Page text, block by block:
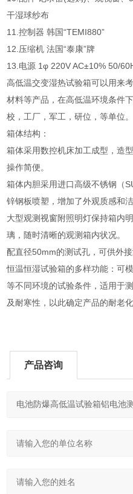
干湿球纱布
11.控制器 韩国“TEMI880”
12.压缩机 法国“泰康”牌
13.电源 1φ 220V AC±10% 50/
高低温交变湿热试验箱可以用来
材料等产品，在高低温环境条件
校，工厂，军工，研位，等单位。
箱体结构：
箱体采用数控机床加工成型，造
操作简便。
箱体内胆采用进口高级不锈钢（
锌钢板喷塑，增加了外观质感和洁
大型观测视窗附照明灯保持箱内
璃，随时清晰的观测箱内状况。
配直径50mm的测试孔，可供外
恒温恒湿试验箱的多样功能：可
等不同环境的试验条件，适用于
及耐寒性，以此确定产品的耐老
产品咨询